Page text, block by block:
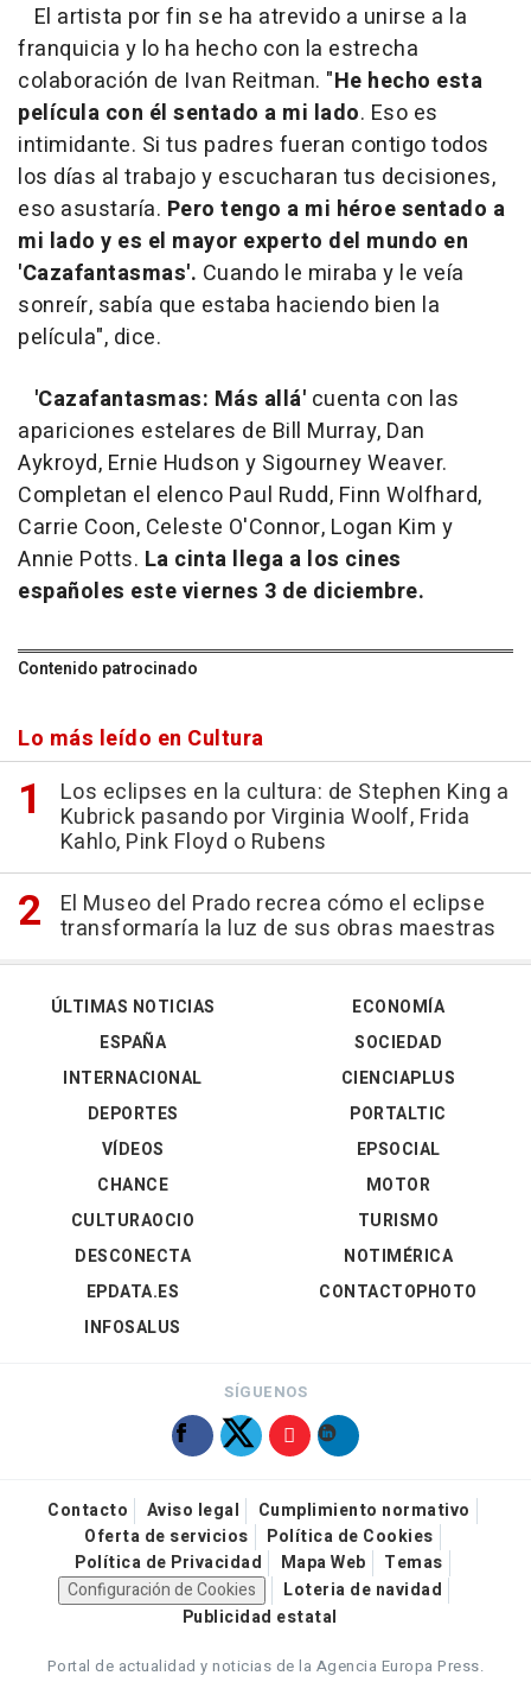
El artista por fin se ha atrevido a unirse a la
franquicia y lo ha hecho con la estrecha
colaboración de Ivan Reitman. "He hecho esta
película con él sentado a mi lado. Eso es
intimidante. Si tus padres fueran contigo todos
los días al trabajo y escucharan tus decisiones,
eso asustaría. Pero tengo a mi héroe sentado a
mi lado y es el mayor experto del mundo en
'Cazafantasmas'. Cuando le miraba y le veía
sonreír, sabía que estaba haciendo bien la
película", dice.
'Cazafantasmas: Más allá' cuenta con las
apariciones estelares de Bill Murray, Dan
Aykroyd, Ernie Hudson y Sigourney Weaver.
Completan el elenco Paul Rudd, Finn Wolfhard,
Carrie Coon, Celeste O'Connor, Logan Kim y
Annie Potts. La cinta llega a los cines
españoles este viernes 3 de diciembre.
Contenido patrocinado
Lo más leído en Cultura
Los eclipses en la cultura: de Stephen King a
Kubrick pasando por Virginia Woolf, Frida
Kahlo, Pink Floyd o Rubens
El Museo del Prado recrea cómo el eclipse
transformaría la luz de sus obras maestras
ÚLTIMAS NOTICIAS
ESPAÑA
INTERNACIONAL
DEPORTES
VÍDEOS
ECONOMÍA
SOCIEDAD
CIENCIAPLUS
PORTALTIC
EPSOCIAL
CHANCE
CULTURAOCIO
DESCONECTA
EPDATA.ES
INFOSALUS
MOTOR
TURISMO
NOTIMÉRICA
CONTACTOPHOTO
SÍGUENOS
Contacto Aviso legal
Cumplimiento normativo
Oferta de servicios
Política de Cookies
Política de Privacidad
Mapa Web
Temas
Configuración de Cookies
Loteria de navidad
Publicidad estatal
Portal de actualidad y noticias de la Agencia Europa Press.